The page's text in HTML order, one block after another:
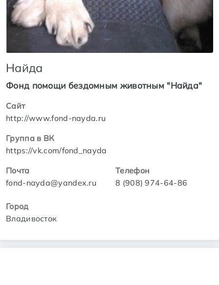
Найда
Фонд помощи бездомным животным "Найда"
Сайт
http://www.fond-nayda.ru
Группа в ВК
https://vk.com/fond_nayda
Почта
fond-nayda@yandex.ru
Телефон
8 (908) 974-64-86
Город
Владивосток